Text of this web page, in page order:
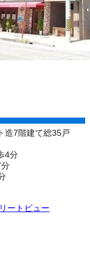
造7階建て総35戸
4分
ートビュー